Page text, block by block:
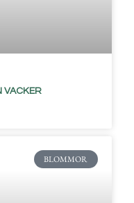
VACKER
BLOMMOR